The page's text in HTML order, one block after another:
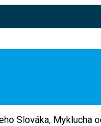
Slováka, Myklucha